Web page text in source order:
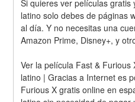
Si quieres ver películas
latino solo debes de páginas
al día. Y no necesitas una
Amazon Prime, Disney+, y
Ver la película Fast &
latino | Gracias a Internet es
Furious X gratis online en